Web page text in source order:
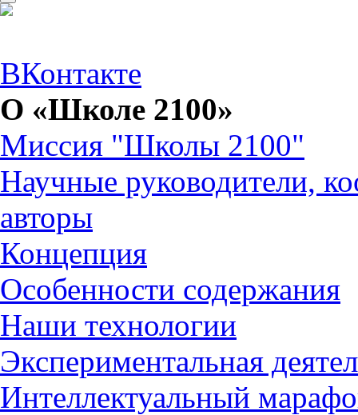
ВКонтакте
О «Школе 2100»
Миссия "Школы 2100"
Научные руководители,
авторы
Концепция
Особенности содержания
Наши технологии
Экспериментальная
Интеллектуальный